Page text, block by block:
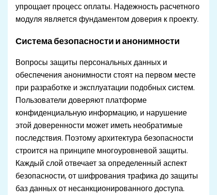
упрощает процесс оплаты. Надежность расчетного
модуля является фундаментом доверия к проекту.
Система безопасности и анонимности
Вопросы защиты персональных данных и
обеспечения анонимности стоят на первом месте
при разработке и эксплуатации подобных систем.
Пользователи доверяют платформе
конфиденциальную информацию, и нарушение
этой доверенности может иметь необратимые
последствия. Поэтому архитектура безопасности
строится на принципе многоуровневой защиты.
Каждый слой отвечает за определенный аспект
безопасности, от шифрования трафика до защиты
баз данных от несанкционированного доступа.